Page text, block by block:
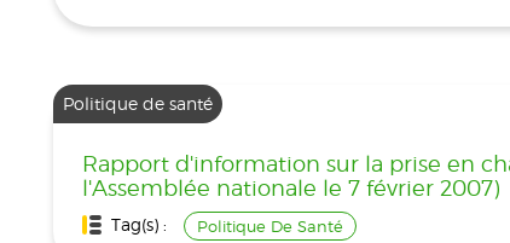
Politique de santé
Rapport d'information sur la prise en
l'Assemblée nationale le 7 février 2007)
Tag(s) : Politique De Santé